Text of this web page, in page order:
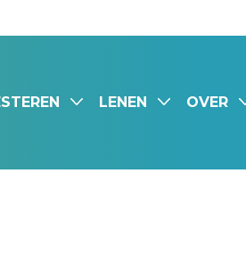
LENEN OVER